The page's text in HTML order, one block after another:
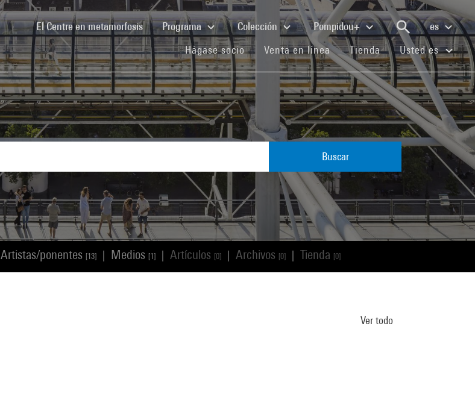
El Centre en metamorfosis(current)Programa Colección Pompidou+
es
Hágase socio(current)Venta en línea(current)
Tienda(current)Usted es
Buscar
Artistas/ponentes [13] Medios [1] Artículos [0] Archivos [0] Tienda [0]
Ver todo